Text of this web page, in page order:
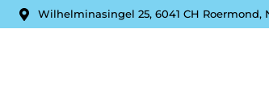
Wilhelminasingel 25, 6041 CH Roermond,